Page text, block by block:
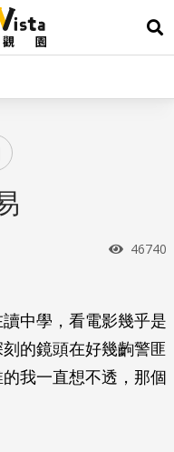
展
瀏覽次
46740
中學，看電影幾乎是
的鏡頭在好幾齣警匪
我一直想不透，那個